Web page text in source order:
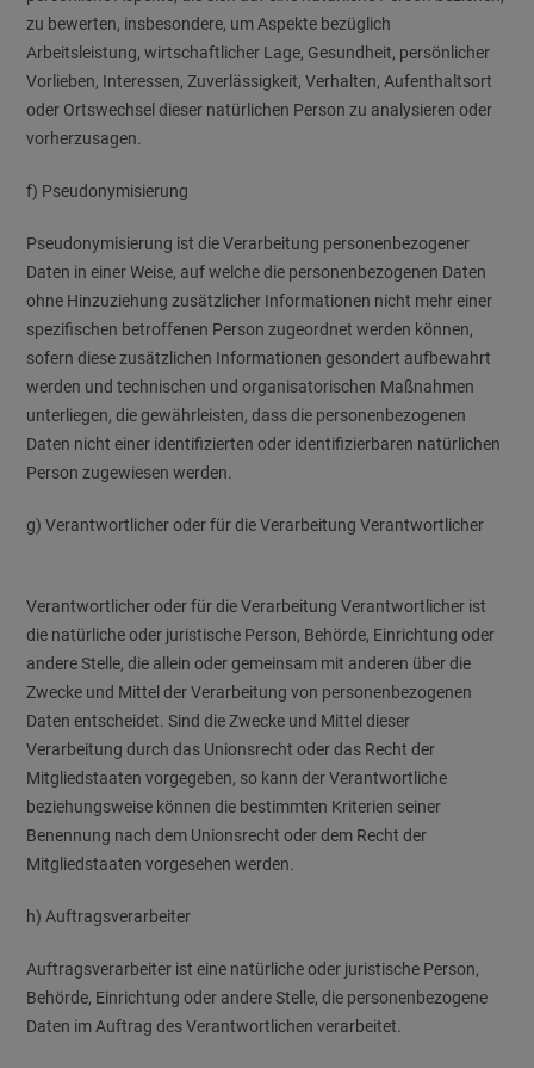
zu bewerten, insbesondere, um Aspekte bezüglich
Arbeitsleistung, wirtschaftlicher Lage, Gesundheit, persönlicher
Vorlieben, Interessen, Zuverlässigkeit, Verhalten, Aufenthaltsort
oder Ortswechsel dieser natürlichen Person zu analysieren oder
vorherzusagen.
f) Pseudonymisierung
Pseudonymisierung ist die Verarbeitung personenbezogener
Daten in einer Weise, auf welche die personenbezogenen Daten
ohne Hinzuziehung zusätzlicher Informationen nicht mehr einer
spezifischen betroffenen Person zugeordnet werden können,
sofern diese zusätzlichen Informationen gesondert aufbewahrt
werden und technischen und organisatorischen Maßnahmen
unterliegen, die gewährleisten, dass die personenbezogenen
Daten nicht einer identifizierten oder identifizierbaren natürlichen
Person zugewiesen werden.
g) Verantwortlicher oder für die Verarbeitung Verantwortlicher
Verantwortlicher oder für die Verarbeitung Verantwortlicher ist
die natürliche oder juristische Person, Behörde, Einrichtung oder
andere Stelle, die allein oder gemeinsam mit anderen über die
Zwecke und Mittel der Verarbeitung von personenbezogenen
Daten entscheidet. Sind die Zwecke und Mittel dieser
Verarbeitung durch das Unionsrecht oder das Recht der
Mitgliedstaaten vorgegeben, so kann der Verantwortliche
beziehungsweise können die bestimmten Kriterien seiner
Benennung nach dem Unionsrecht oder dem Recht der
Mitgliedstaaten vorgesehen werden.
h) Auftragsverarbeiter
Auftragsverarbeiter ist eine natürliche oder juristische Person,
Behörde, Einrichtung oder andere Stelle, die personenbezogene
Daten im Auftrag des Verantwortlichen verarbeitet.